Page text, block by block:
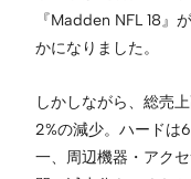
『Madden NFL 18』
かになりました。
しかしながら、総売
2%の減少。ハードは
一、周辺機器・アク